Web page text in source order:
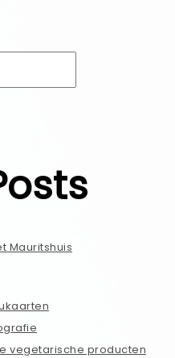
Mauritshuis
vegetarische producten